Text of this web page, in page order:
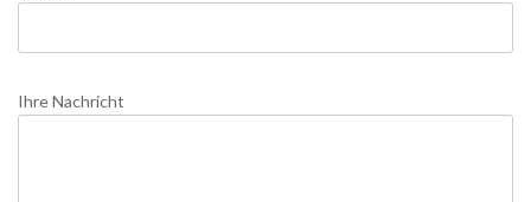
Ihre Nachricht